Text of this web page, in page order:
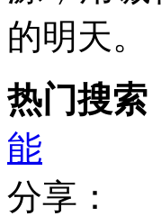
的明天。
热门搜索
能
分享：